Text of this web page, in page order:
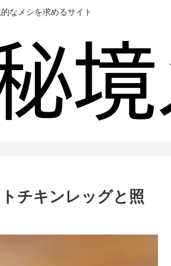
なメシを求めるサイト
チキンレッグと照